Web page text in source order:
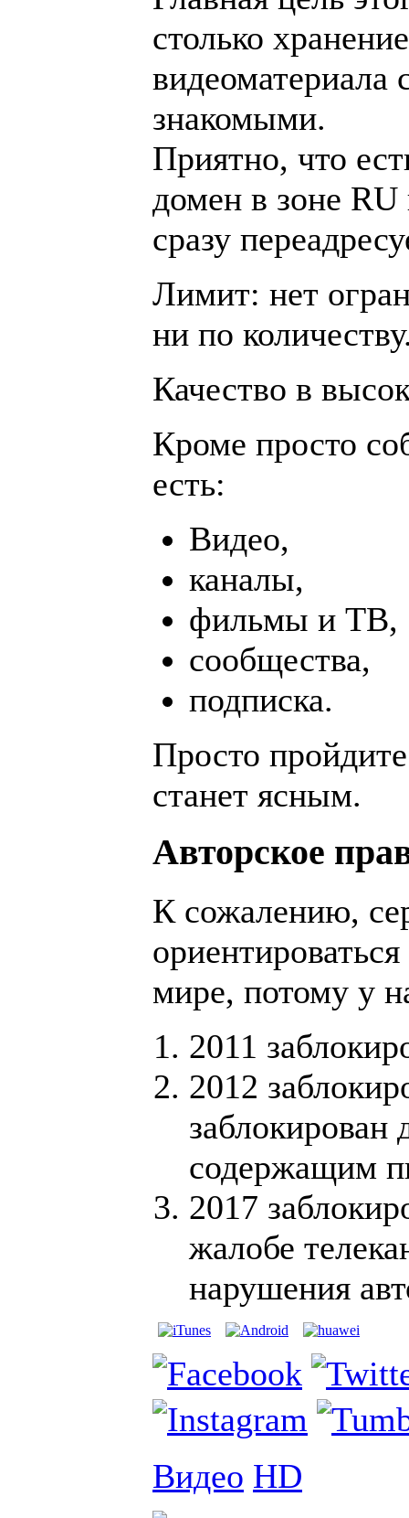
столько
видеоматериала
знакомыми.
Приятно, что
домен в зоне
сразу
Лимит: нет
ни по
Качество в
Кроме просто
есть:
Видео,
каналы,
фильмы и ТВ,
сообщества,
подписка.
Просто
станет ясным.
Авторское
К сожалению,
мире, потому у
2011
2012
заблокирован
содержащим
2017
жалобе
нарушения
Видео HD